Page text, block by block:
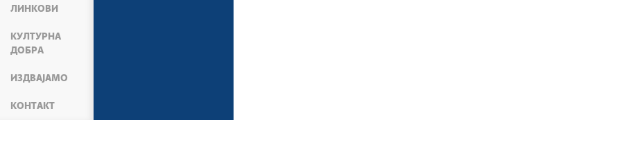
ЛИНКОВИ
КУЛТУРНА
ДОБРА
ИЗДВАЈАМО
КОНТАКТ